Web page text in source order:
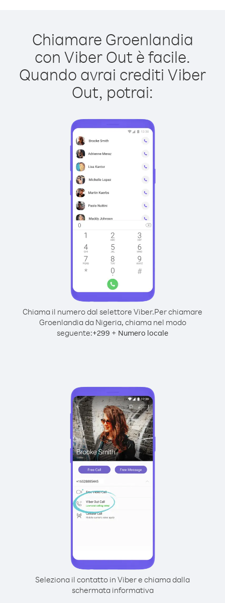
Chiamare Groenlandia
con Viber Out è facile.
Quando avrai crediti Viber
Out, potrai:
Chiama il numero dal selettore Viber.Per chiamare
Groenlandia da Nigeria, chiama nel modo
seguente:+299 + Numero locale
Seleziona il contatto in Viber e chiama dalla
schermata informativa